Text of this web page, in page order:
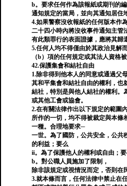
b。要求任何作為該報紙或期刊的
通知規定的當局，並向其通知居住
4.如果警察沒收報紙的任何版本作
二十四小時內將沒收事件通知主管
有此類罪行的表面證據，應將其歸
5.任何人均不得僅由於其政治見解
（b）項的任何規定或其法人資格
42.保護集會和結社自由
1.除非得到他本人的同意或通過父
其和平集會和結社自由的權利，也
結社，特別是與他人結社的權利。
或其他工會或協會。
2.在有關法律作出以下規定的範圍
所作的一切，均不得被裁定與本條
一種。合理地要求─
一世。為了國防，公共安全，公共
的利益；要么
ii。為了保護他人的權利或自由；
b。對公職人員施加了限制，
除非該規定或視情況而定，否則在
3.就本條而言，任何法律中禁止在